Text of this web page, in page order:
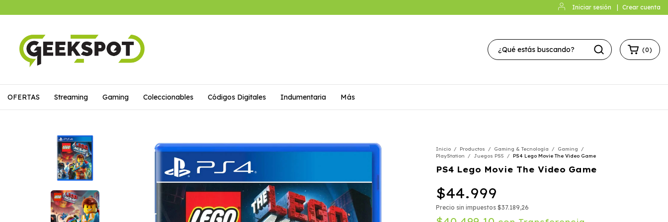
Iniciar sesión Crear cuenta
(0)
OFERTAS Streaming Gaming Coleccionables Códigos Digitales Indumentaria Más
Inicio / Productos / Gaming & Tecnología / Gaming
/
PlayStation
/ Juegos PS5 / PS4 Lego Movie The Video Game
PS4 Lego Movie The Video Game
$44.999
Precio sin impuestos $37.189,26